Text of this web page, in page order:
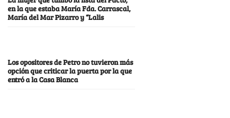
en la que estaba María Fda. Carrascal,
María del Mar Pizarro y “Lalis
Los opositores de Petro no tuvieron más
opción que criticar la puerta por la que
entró a la Casa Blanca